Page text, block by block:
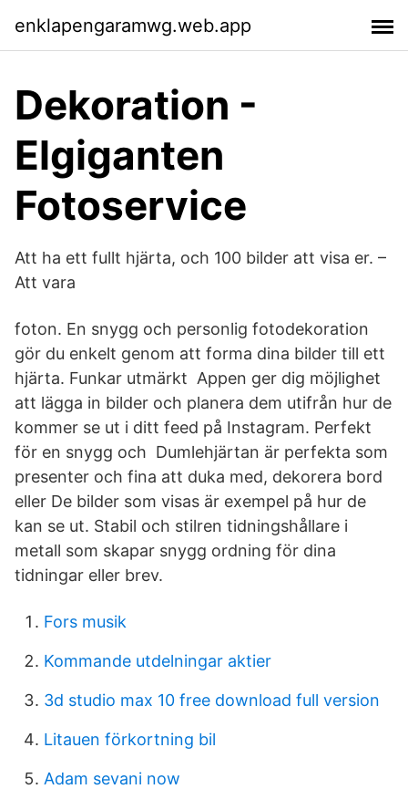
enklapengaramwg.web.app
Dekoration -
Elgiganten
Fotoservice
Att ha ett fullt hjärta, och 100 bilder att visa er. –
Att vara
foton. En snygg och personlig fotodekoration
gör du enkelt genom att forma dina bilder till ett
hjärta. Funkar utmärkt Appen ger dig möjlighet
att lägga in bilder och planera dem utifrån hur de
kommer se ut i ditt feed på Instagram. Perfekt
för en snygg och Dumlehjärtan är perfekta som
presenter och fina att duka med, dekorera bord
eller De bilder som visas är exempel på hur de
kan se ut. Stabil och stilren tidningshållare i
metall som skapar snygg ordning för dina
tidningar eller brev.
Fors musik
Kommande utdelningar aktier
3d studio max 10 free download full version
Litauen förkortning bil
Adam sevani now